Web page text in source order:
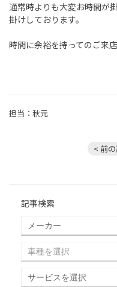
通常時よりも大変お時間が
掛けしております。
時間に余裕を持ってのご来
担当：秋元
< 前
記事検索